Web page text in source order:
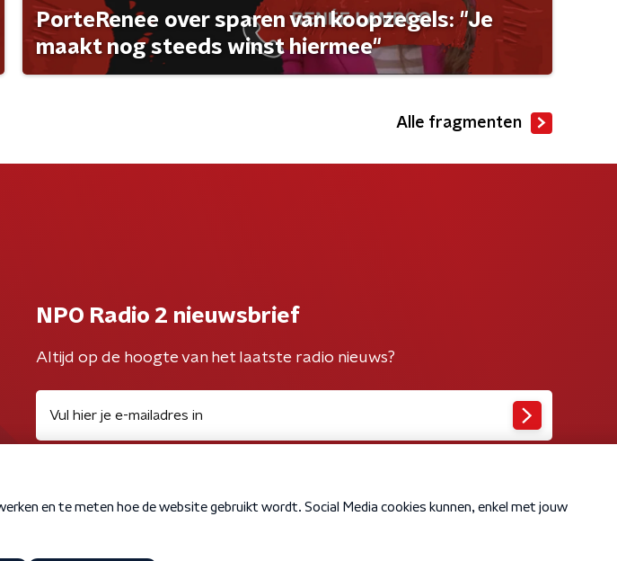
PorteRenee over sparen van koopzegels: "Je
maakt nog steeds winst hiermee"
Alle fragmenten
NPO Radio 2 nieuwsbrief
Altijd op de hoogte van het laatste radio nieuws?